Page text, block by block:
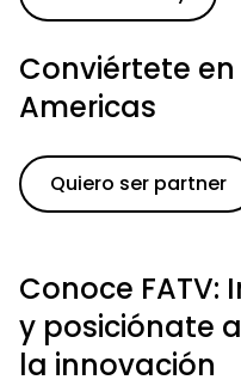
Conviértete
Americas
Quiero ser partner
Conoce
y posiciónate
la innovación